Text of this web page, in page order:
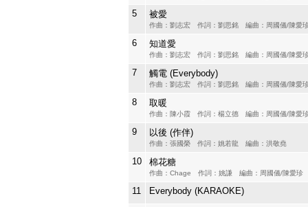
5 被愛
作曲：劉志宏 作詞：劉思銘 編曲：周國儀/陳愛
6 知道愛
作曲：劉志宏 作詞：劉思銘 編曲：周國儀/陳愛
7 觸電 (Everybody)
作曲：劉志宏 作詞：劉思銘 編曲：周國儀/陳愛
8 取暖
作曲：陳小霞 作詞：楊立德 編曲：周國儀/陳愛
9 以後 (作伴)
作曲：張國榮 作詞：姚若龍 編曲：洪敬堯
10 棉花糖
作曲：Chage 作詞：姚謙 編曲：周國儀/陳愛珍
11 Everybody (KARAOKE)